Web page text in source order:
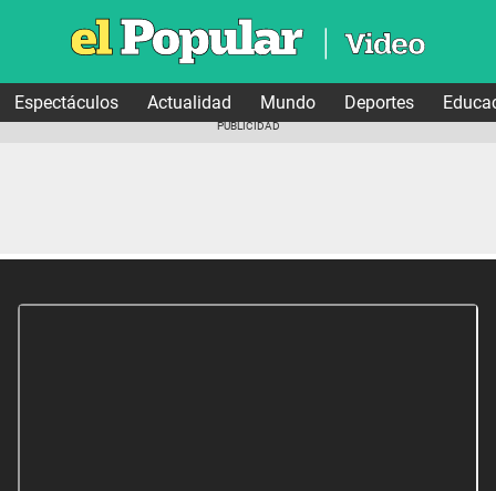
Espectáculos Actualidad Mundo Deportes